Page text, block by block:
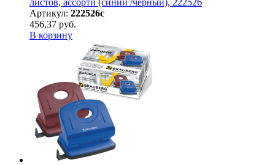
листов, ассорти (синий /черный), 222526
Артикул: 222526с
456,37 руб.
В корзину